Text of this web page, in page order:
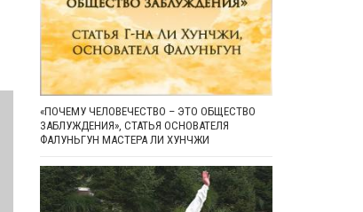
«ПОЧЕМУ ЧЕЛОВЕЧЕСТВО – ЭТО ОБЩЕСТВО
ЗАБЛУЖДЕНИЯ», СТАТЬЯ ОСНОВАТЕЛЯ
ФАЛУНЬГУН МАСТЕРА ЛИ ХУНЧЖИ